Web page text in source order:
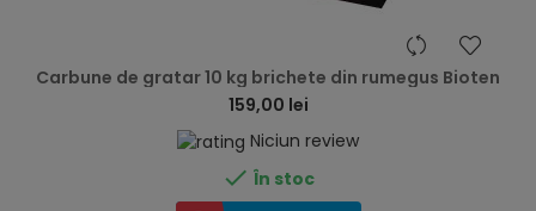
Carbune de gratar 10 kg brichete din rumegus Bioten
159,00 lei
Niciun review
 În stoc